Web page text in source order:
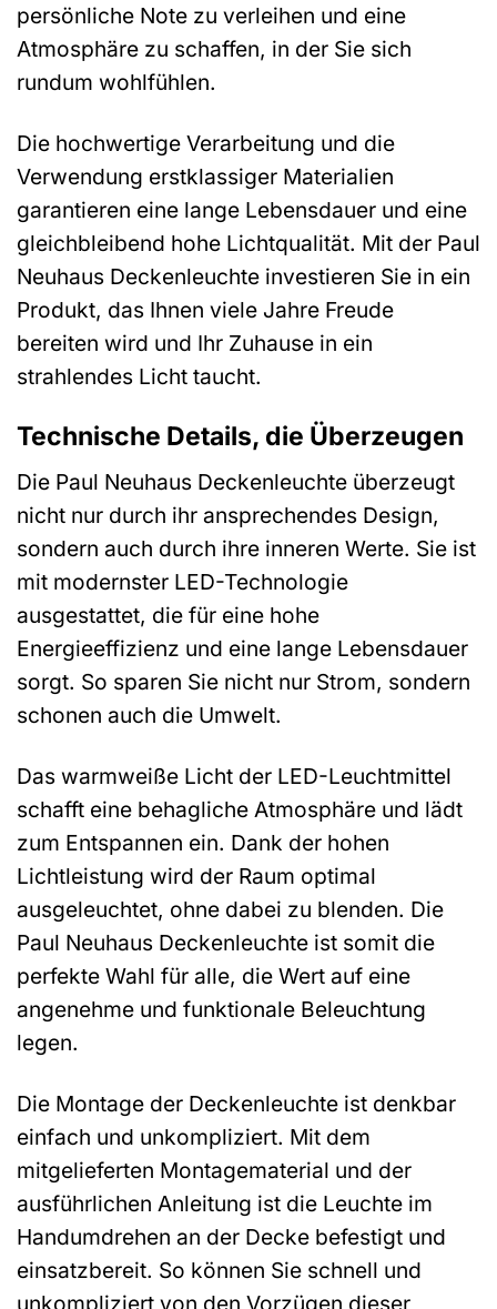
persönliche Note zu verleihen und eine
Atmosphäre zu schaffen, in der Sie sich
rundum wohlfühlen.
Die hochwertige Verarbeitung und die
Verwendung erstklassiger Materialien
garantieren eine lange Lebensdauer und eine
gleichbleibend hohe Lichtqualität. Mit der Paul
Neuhaus Deckenleuchte investieren Sie in ein
Produkt, das Ihnen viele Jahre Freude
bereiten wird und Ihr Zuhause in ein
strahlendes Licht taucht.
Technische Details, die Überzeugen
Die Paul Neuhaus Deckenleuchte überzeugt
nicht nur durch ihr ansprechendes Design,
sondern auch durch ihre inneren Werte. Sie ist
mit modernster LED-Technologie
ausgestattet, die für eine hohe
Energieeffizienz und eine lange Lebensdauer
sorgt. So sparen Sie nicht nur Strom, sondern
schonen auch die Umwelt.
Das warmweiße Licht der LED-Leuchtmittel
schafft eine behagliche Atmosphäre und lädt
zum Entspannen ein. Dank der hohen
Lichtleistung wird der Raum optimal
ausgeleuchtet, ohne dabei zu blenden. Die
Paul Neuhaus Deckenleuchte ist somit die
perfekte Wahl für alle, die Wert auf eine
angenehme und funktionale Beleuchtung
legen.
Die Montage der Deckenleuchte ist denkbar
einfach und unkompliziert. Mit dem
mitgelieferten Montagematerial und der
ausführlichen Anleitung ist die Leuchte im
Handumdrehen an der Decke befestigt und
einsatzbereit. So können Sie schnell und
unkompliziert von den Vorzügen dieser